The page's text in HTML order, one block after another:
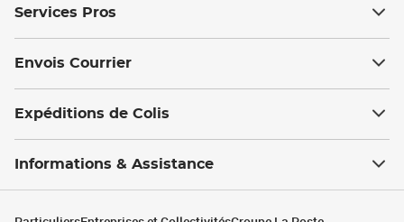
Services Pros
Envois Courrier
Expéditions de Colis
Informations & Assistance